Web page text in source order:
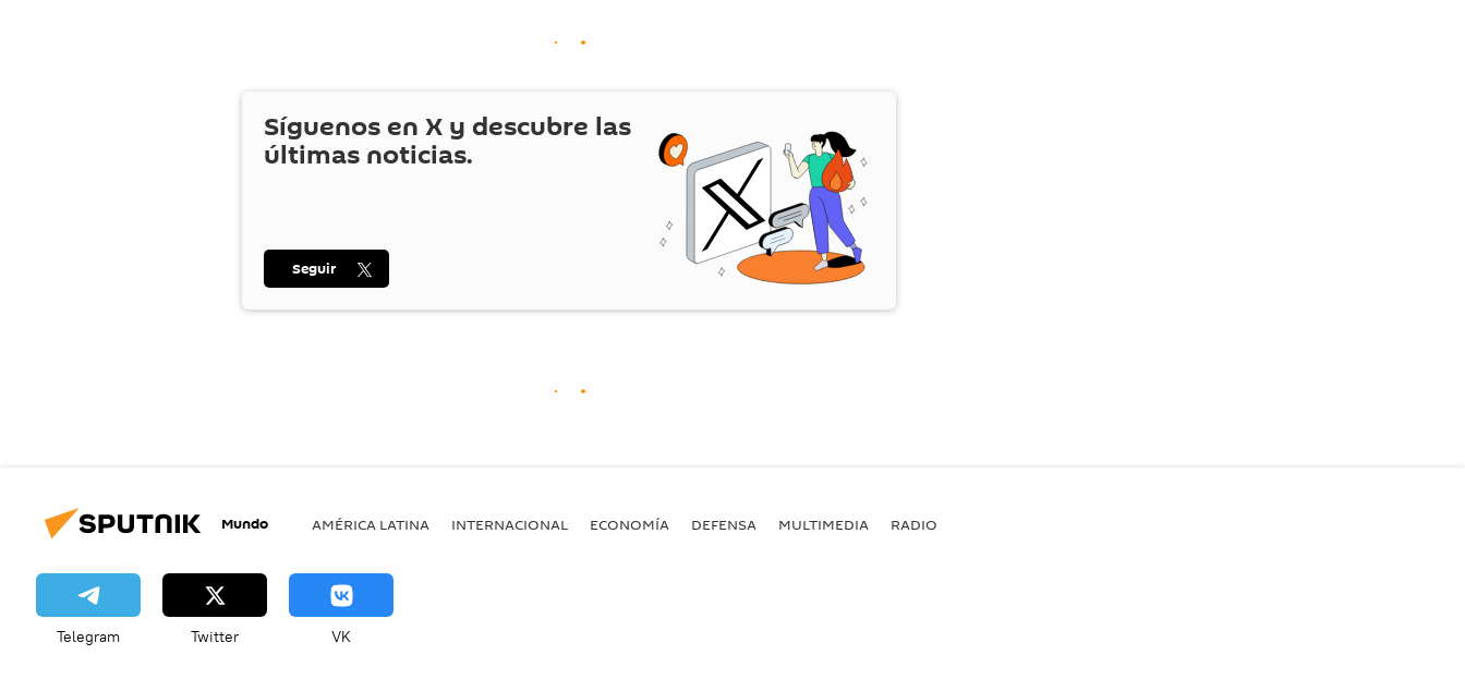
Síguenos en X y descubre las
últimas noticias.
Seguir
Mundo AMÉRICA LATINA INTERNACIONAL ECONOMÍA DEFENSA MULTIMEDIA RADIO
Telegram Twitter VK